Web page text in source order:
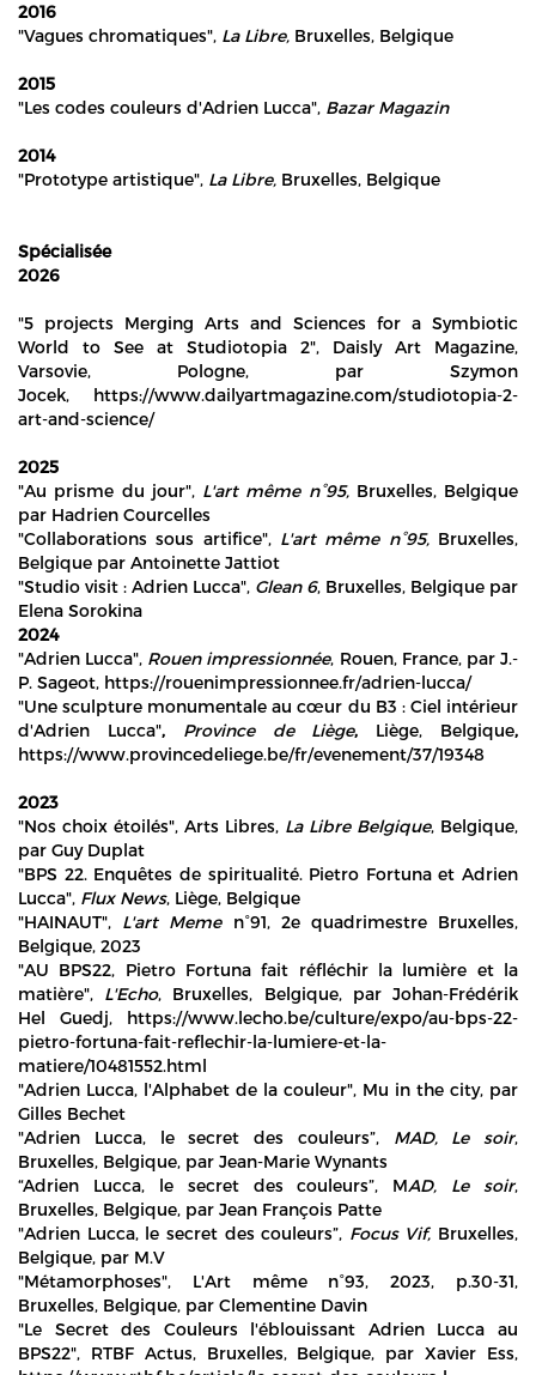
2016
"Vagues chromatiques", La Libre, Bruxelles, Belgique
2015
"Les codes couleurs d'Adrien Lucca", Bazar Magazin
2014
"Prototype artistique", La Libre, Bruxelles, Belgique
Spécialisée
2026
"5 projects Merging Arts and Sciences for a Symbiotic
World to See at Studiotopia 2", Daisly Art Magazine,
Varsovie, Pologne, par Szymon
Jocek, https://www.dailyartmagazine.com/studiotopia-2-
art-and-science/
2025
"Au prisme du jour", L'art même n°95, Bruxelles, Belgique
par Hadrien Courcelles
"Collaborations sous artifice", L'art même n°95, Bruxelles,
Belgique par Antoinette Jattiot
"Studio visit : Adrien Lucca", Glean 6, Bruxelles, Belgique par
Elena Sorokina
2024
"Adrien Lucca", Rouen impressionnée, Rouen, France, par J.-
P. Sageot, https://rouenimpressionnee.fr/adrien-lucca/
"Une sculpture monumentale au cœur du B3 : Ciel intérieur
d'Adrien Lucca", Province de Liège, Liège, Belgique,
https://www.provincedeliege.be/fr/evenement/37/19348
2023
"Nos choix étoilés", Arts Libres, La Libre Belgique, Belgique,
par Guy Duplat
"BPS 22. Enquêtes de spiritualité. Pietro Fortuna et Adrien
Lucca", Flux News, Liège, Belgique
"HAINAUT", L'art Memen°91, 2e quadrimestre Bruxelles,
Belgique, 2023
"AU BPS22, Pietro Fortuna fait réfléchir la lumière et la
matière", L'Echo, Bruxelles, Belgique, par Johan-Frédérik
Hel Guedj, https://www.lecho.be/culture/expo/au-bps-22-
pietro-fortuna-fait-reflechir-la-lumiere-et-la-
matiere/10481552.html
"Adrien Lucca, l'Alphabet de la couleur", Mu in the city, par
Gilles Bechet
"Adrien Lucca, le secret des couleurs”, MAD, Le soir,
Bruxelles, Belgique, par Jean-Marie Wynants
“Adrien Lucca, le secret des couleurs”, MAD, Le soir,
Bruxelles, Belgique, par Jean François Patte
"Adrien Lucca, le secret des couleurs”, Focus Vif, Bruxelles,
Belgique, par M.V
"Métamorphoses", L'Art même n°93, 2023, p.30-31,
Bruxelles, Belgique, par Clementine Davin
"Le Secret des Couleurs l'éblouissant Adrien Lucca au
BPS22", RTBF Actus, Bruxelles, Belgique, par Xavier Ess,